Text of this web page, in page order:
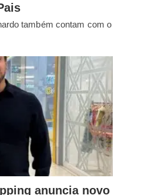
também contam com o
anuncia novo